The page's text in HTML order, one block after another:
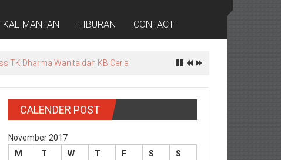
KALIMANTAN HIBURAN CONTACT
TK Dharma Wanita dan KB Ceria
CALENDER POST
November 2017
M
T W T F S
S